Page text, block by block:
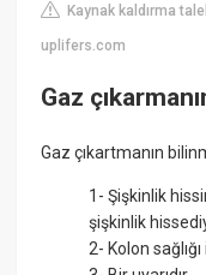
Kaynak kaldırma
uplifers.com
Gaz
Gaz çıkartmanın
1- Şişkinlik
şişkinlik
2- Kolon sağlığı